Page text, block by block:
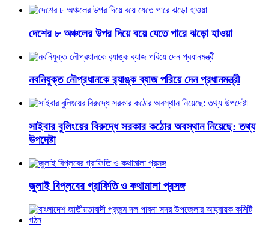
দেশের ৮ অঞ্চলের উপর দিয়ে বয়ে যেতে পারে ঝড়ো হাওয়া
নবনিযুক্ত নৌপ্রধানকে র‌্যাঙ্ক ব্যাজ পরিয়ে দেন প্রধানমন্ত্রী
সাইবার বুলিংয়ের বিরুদ্ধে সরকার কঠোর অবস্থান নিয়েছে: তথ্য
উপদেষ্টা
জুলাই বিপ্লবের গ্রাফিতি ও কথামালা প্রসঙ্গ